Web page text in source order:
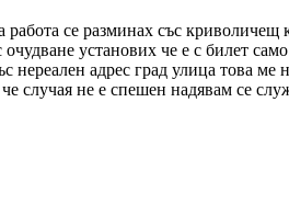
се разминах със
очудване установих че е с билет
нереален адрес град улица това
случая не е спешен надявам се